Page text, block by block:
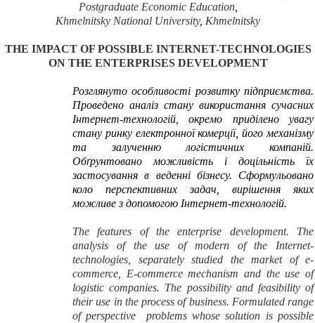
Postgraduate Economic Education,
Khmelnitsky National University, Khmelnitsky
THE IMPACT OF POSSIBLE INTERNET-TECHNOLOGIES
ON THE ENTERPRISES DEVELOPMENT
Розглянуто особливості розвитку підприємства.
Проведено аналіз стану використання сучасних
Інтернет-технологій, окремо приділено увагу
стану ринку електронної комерції, його механізму
та залученню логістичних компаній.
Обґрунтовано можливість і доцільність їх
застосування в веденні бізнесу. Сформульовано
коло перспективних задач, вирішення яких
можливе з допомогою Інтернет-технологій.
The features of the enterprise development.
The
analysis of
the use of modern of the Internet-
technologies, separately
studied the market of e-
commerce, E-commercemechanism and the use of
logistic companies. The possibility and feasibility of
their use in the process of business. Formulated range
ofperspective
problems whose solution is possible